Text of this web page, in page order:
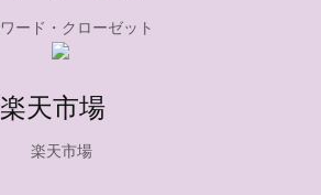
楽天市場